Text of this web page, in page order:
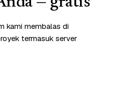
kami membalas di
termasuk server